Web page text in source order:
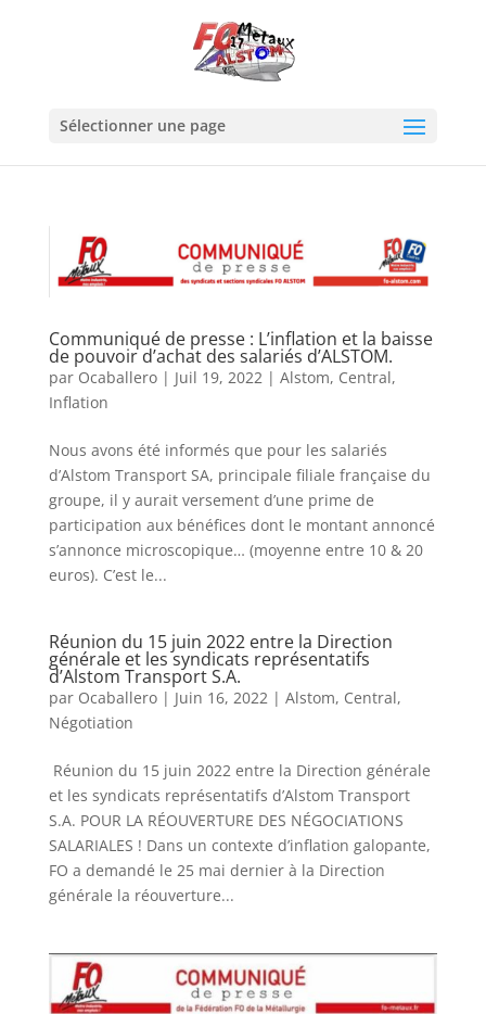
Sélectionner une page
Communiqué de presse : L’inflation et la baisse
de pouvoir d’achat des salariés d’ALSTOM.
par Ocaballero| Juil 19, 2022 | Alstom, Central,
Inflation
Nous avons été informés que pour les salariés
d’Alstom Transport SA, principale filiale française du
groupe, il y aurait versement d’une prime de
participation aux bénéfices dont le montant annoncé
s’annonce microscopique… (moyenne entre 10 & 20
euros). C’est le...
Réunion du 15 juin 2022 entre la Direction
générale et les syndicats représentatifs
d’Alstom Transport S.A.
par Ocaballero| Juin 16, 2022 | Alstom, Central,
Négotiation
Réunion du 15 juin 2022 entre la Direction générale
et les syndicats représentatifs d’Alstom Transport
S.A. POUR LA RÉOUVERTURE DES NÉGOCIATIONS
SALARIALES ! Dans un contexte d’inflation galopante,
FO a demandé le 25 mai dernier à la Direction
générale la réouverture...